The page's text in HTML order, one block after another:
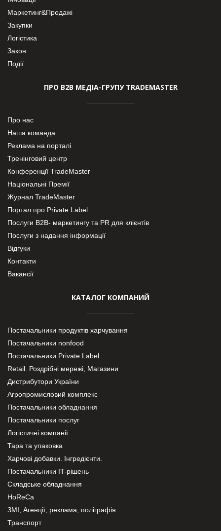
Маркетинг&Продажі
Закупки
Логістика
Закон
Події
ПРО В2В МЕДІА-ГРУПУ TRADEMASTER
Про нас
Наша команда
Реклама на порталі
Тренінговий центр
Конференції TradeMaster
Національні Премії
Журнал TradeMaster
Портал про Private Label
Послуги В2В- маркетингу та PR для клієнтів
Послуги з надання інформації
Відгуки
Контакти
Вакансії
КАТАЛОГ КОМПАНИЙ
Постачальники продуктів харчування
Постачальники nonfood
Постачальники Private Label
Retail. Роздрібні мережі, Магазини
Дистрибутори України
Агропромисловий комплекс
Постачальники обладнання
Постачальники послуг
Логістичні компанії
Тара та упаковка
Харчові добавки. Інгредієнти.
Постачальники IT-рішень
Складське обладнання
HoReCa
ЗМІ, Агенції, реклама, поліграфія
Транспорт